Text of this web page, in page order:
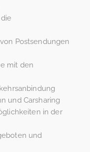
Postsendungen
mit den
und Carsharing
in der
und